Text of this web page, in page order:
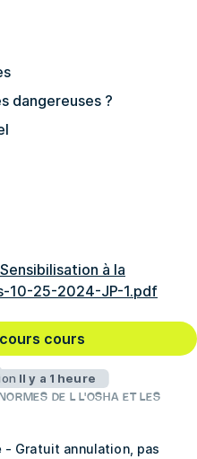
dangereuses ?
à la
10-25-2024-JP-1.pdf
cours
Il y a 1 heure
DE L L'OSHA ET LES
- Gratuit annulation, pas